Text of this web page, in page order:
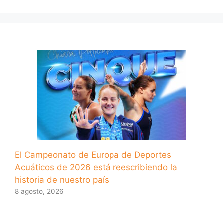
El Campeonato de Europa de Deportes
Acuáticos de 2026 está reescribiendo la
historia de nuestro país
8 agosto, 2026